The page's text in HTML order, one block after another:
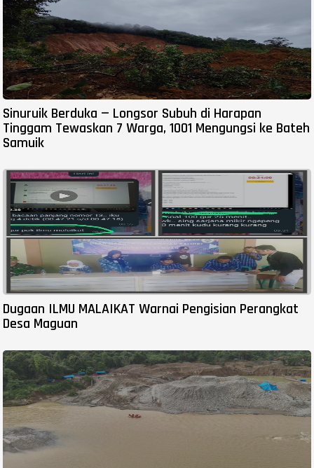
Sinuruik Berduka — Longsor Subuh di Harapan
Tinggam Tewaskan 7 Warga, 1001 Mengungsi ke Bateh
Samuik
Dugaan ILMU MALAIKAT Warnai Pengisian Perangkat
Desa Maguan